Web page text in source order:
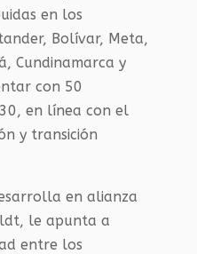
en los
Bolívar, Meta,
Cundinamarca y
con 50
en línea con el
y transición
en alianza
le apunta a
entre los